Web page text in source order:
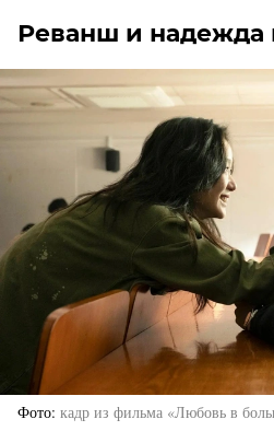
Реванш и надежда
Фото кадр из фильма «Любовь в